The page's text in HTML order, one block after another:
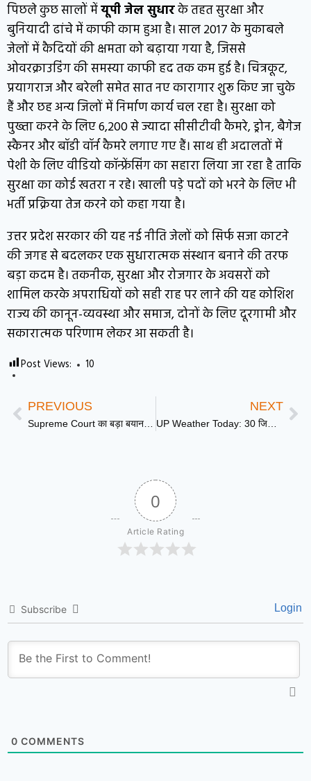
पिछले कुछ सालों मेंयूपी जेल सुधारके तहत सुरक्षा और
बुनियादी ढांचे में काफी काम हुआ है। साल 2017 के मुकाबले
जेलों में कैदियों की क्षमता को बढ़ाया गया है, जिससे
ओवरक्राउडिंग की समस्या काफी हद तक कम हुई है। चित्रकूट,
प्रयागराज और बरेली समेत सात नए कारागार शुरू किए जा चुके
हैं और छह अन्य जिलों में निर्माण कार्य चल रहा है। सुरक्षा को
पुख्ता करने के लिए 6,200 से ज्यादा सीसीटीवी कैमरे, ड्रोन, बैगेज
स्कैनर और बॉडी वॉर्न कैमरे लगाए गए हैं। साथ ही अदालतों में
पेशी के लिए वीडियो कॉन्फ्रेंसिंग का सहारा लिया जा रहा है ताकि
सुरक्षा का कोई खतरा न रहे। खाली पड़े पदों को भरने के लिए भी
भर्ती प्रक्रिया तेज करने को कहा गया है।
उत्तर प्रदेश सरकार की यह नई नीति जेलों को सिर्फ सजा काटने
की जगह से बदलकर एक सुधारात्मक संस्थान बनाने की तरफ
बड़ा कदम है। तकनीक, सुरक्षा और रोजगार के अवसरों को
शामिल करके अपराधियों को सही राह पर लाने की यह कोशिश
राज्य की कानून-व्यवस्था और समाज, दोनों के लिए दूरगामी और
सकारात्मक परिणाम लेकर आ सकती है।
Post Views: 10
PREVIOUS
Supreme Court का बड़ा बयान, “स्वतंत्र और निष्पक्ष चुनाव के लिए ‘SIR’ पूरी तरह संवैधानिक”
NEXT
UP Weather Today: 30 जिलों में आज भी ‘भीषण लू’ का अलर्ट, बांदा में पारा 47.4°C पार
0
Article Rating
Subscribe Login
0 COMMENTS